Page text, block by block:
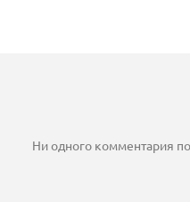
Ни одного комментария